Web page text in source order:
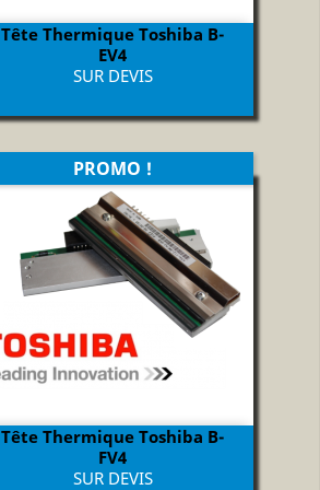
Tête Thermique Toshiba B-
EV4
Prix
SUR DEVIS
Tête Thermique Toshiba B-
FV4
Prix
SUR DEVIS
PROMO !